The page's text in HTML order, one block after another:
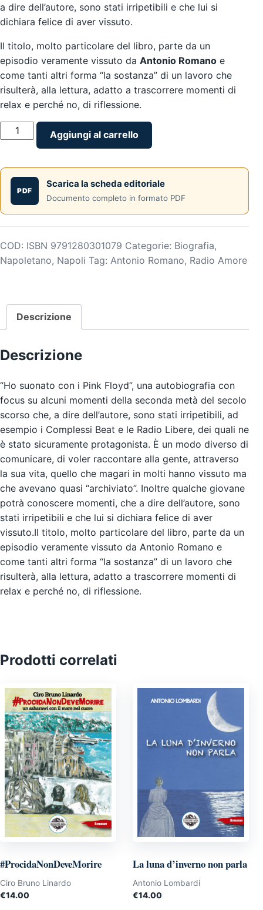
a dire dell’autore, sono stati irripetibili e che lui si
dichiara felice di aver vissuto.
Il titolo, molto particolare del libro, parte da un
episodio veramente vissuto da Antonio Romano e
come tanti altri forma “la sostanza” di un lavoro che
risulterà, alla lettura, adatto a trascorrere momenti di
relax e perché no, di riflessione.
suonato
i
Pink
Floyd
-
di
Antonio
Romano
Aggiungi al carrello
PDF
Scarica la scheda editoriale
Documento completo in formato PDF
COD: ISBN 9791280301079 Categorie: Biografia,
Napoletano, Napoli Tag: Antonio Romano, Radio Amore
Descrizione
Descrizione
“Ho suonato con i Pink Floyd”, una autobiografia con
focus su alcuni momenti della seconda metà del secolo
scorso che, a dire dell’autore, sono stati irripetibili, ad
esempio i Complessi Beat e le Radio Libere, dei quali ne
è stato sicuramente protagonista. È un modo diverso di
comunicare, di voler raccontare alla gente, attraverso
la sua vita, quello che magari in molti hanno vissuto ma
che avevano quasi “archiviato”. Inoltre qualche giovane
potrà conoscere momenti, che a dire dell’autore, sono
stati irripetibili e che lui si dichiara felice di aver
vissuto.Il titolo, molto particolare del libro, parte da un
episodio veramente vissuto da Antonio Romano e
come tanti altri forma “la sostanza” di un lavoro che
risulterà, alla lettura, adatto a trascorrere momenti di
relax e perché no, di riflessione.
Prodotti correlati
#ProcidaNonDeveMorire
Ciro Bruno Linardo
€14.00
La luna d’inverno non parla
Antonio Lombardi
€14.00